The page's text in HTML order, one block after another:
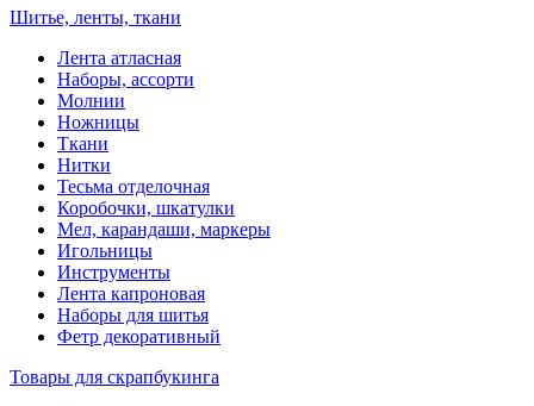
Шитье, ленты, ткани
Лента атласная
Наборы, ассорти
Молнии
Ножницы
Ткани
Нитки
Тесьма отделочная
Коробочки, шкатулки
Мел, карандаши, маркеры
Игольницы
Инструменты
Лента капроновая
Наборы для шитья
Фетр декоративный
Товары для скрапбукинга